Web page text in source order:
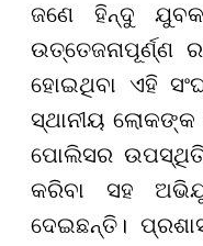
ଜଣେ ହିନ୍ଦୁ
ଉତ୍ତେଜନାପୂର୍ଣ୍ଣ
ହୋଇଥିବା ଏହି
ସ୍ଥାନୀୟ
ପୋଲିସର
କରିବା ସହ
ଦେଇଛନ୍ତି।